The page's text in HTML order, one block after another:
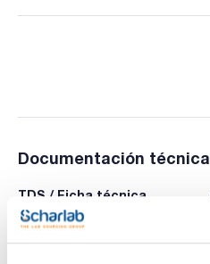
Documentación técnica
TDS / Ficha técnica
Regístrate para